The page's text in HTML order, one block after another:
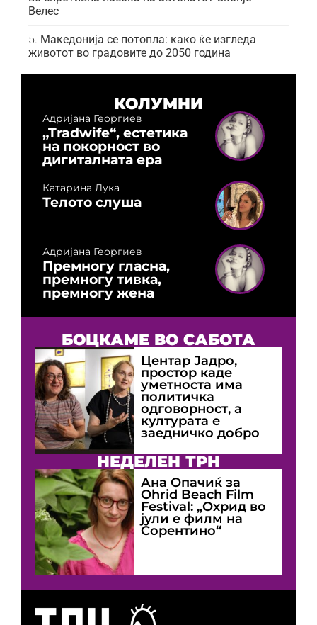
Велес
Македонија се потопла: како ќе изгледа
животот во градовите до 2050 година
КОЛУМНИ
Адријана Георгиев
„Tradwife“, естетика
на покорност во
дигиталната ера
Катарина Лука
Телото слуша
Адријана Георгиев
Премногу гласна,
премногу тивка,
премногу жена
БОЦКАМЕ ВО САБОТА
Центар Јадро,
простор каде
уметноста има
политичка
одговорност, а
културата е
заедничко добро
НЕДЕЛЕН ТРН
Ана Опачиќ за
Оhrid Beach Film
Festival: „Охрид во
јули е филм на
Сорентино“